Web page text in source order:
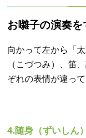
お囃子の演奏
向かって左から「
（こづつみ）、笛
ぞれの表情が違って
4.随身（ずいしん）